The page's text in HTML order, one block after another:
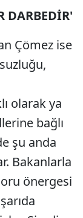
DARBEDİR'
Çömez ise
olarak ya
bağlı
şu anda
Bakanlarla
önergesi